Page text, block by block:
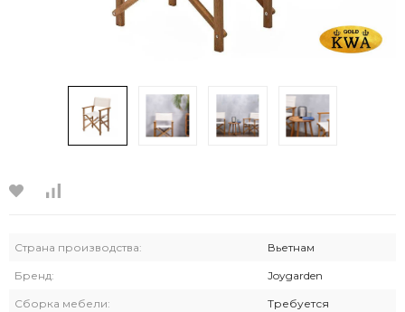
Страна производства: Вьетнам
Бренд: Joygarden
Сборка мебели: Требуется